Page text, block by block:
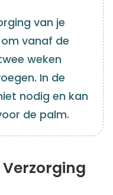
van je
vanaf de
weken
In de
nodig en kan
de palm.